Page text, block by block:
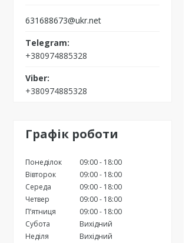
631688673@ukr.net
+380974885328
+380974885328
Графік роботи
Понеділок 09:00
18:00
Вівторок
09:00
18:00
Середа
09:00
18:00
Четвер
09:00
18:00
Пʼятниця
09:00
18:00
Субота
Вихідний
Неділя
Вихідний